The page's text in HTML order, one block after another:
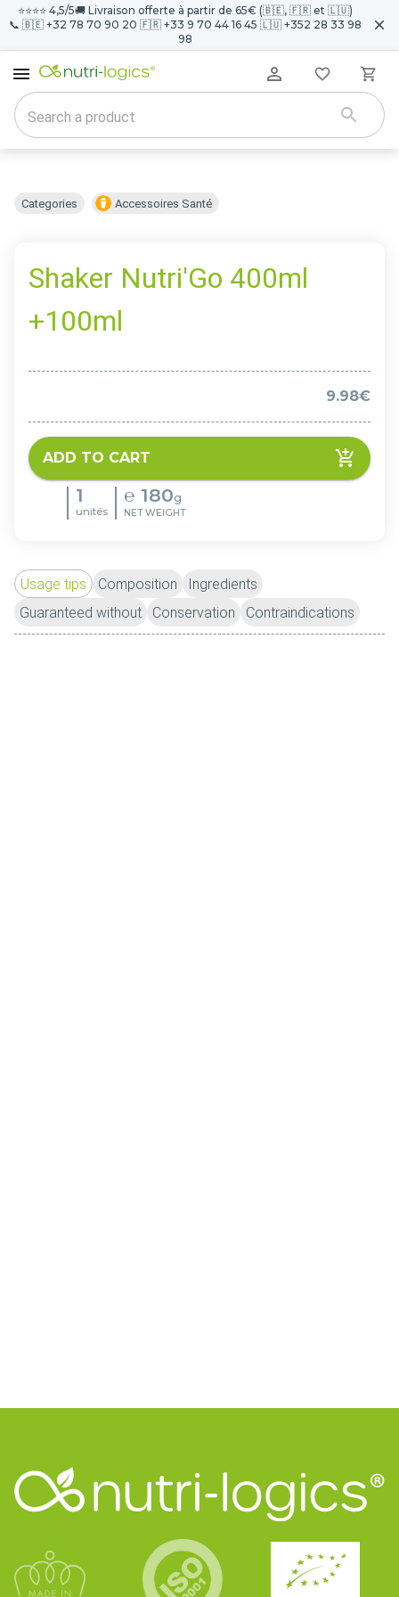
⭐️⭐️⭐️⭐️ 4,5/5🚚 Livraison offerte à partir de 65€ (🇧🇪, 🇫🇷 et 🇱🇺)
📞 🇧🇪 +32 78 70 90 20 🇫🇷 +33 9 70 44 16 45 🇱🇺 +352 28 33 98
98
Categories Accessoires Santé
Shaker Nutri'Go 400ml
+100ml
9.98€
ADD TO CART
1
unités
℮ 180g
NET WEIGHT
Usage tips Composition
Ingredients
Guaranteed without
Conservation Contraindications